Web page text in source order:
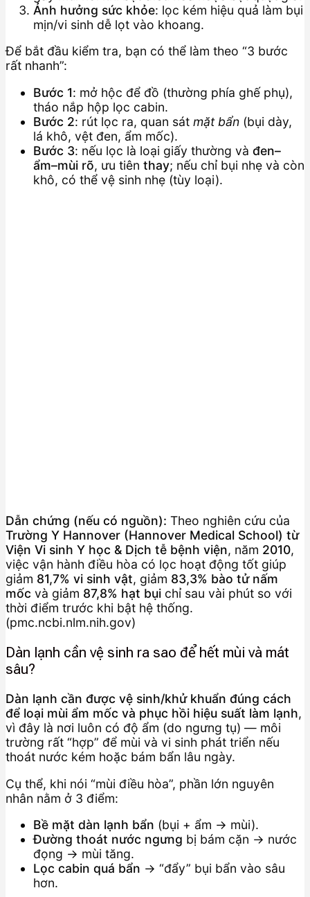
Ảnh hưởng sức khỏe: lọc kém hiệu quả làm bụi
mịn/vi sinh dễ lọt vào khoang.
Để bắt đầu kiểm tra, bạn có thể làm theo “3 bước
rất nhanh”:
Bước 1: mở hộc để đồ (thường phía ghế phụ),
tháo nắp hộp lọc cabin.
Bước 2: rút lọc ra, quan sát mặt bẩn (bụi dày,
lá khô, vệt đen, ẩm mốc).
Bước 3: nếu lọc là loại giấy thường và đen–
ẩm–mùi rõ, ưu tiên thay; nếu chỉ bụi nhẹ và còn
khô, có thể vệ sinh nhẹ (tùy loại).
Dẫn chứng (nếu có nguồn): Theo nghiên cứu của
Trường Y Hannover (Hannover Medical School) từ
Viện Vi sinh Y học & Dịch tễ bệnh viện, năm 2010,
việc vận hành điều hòa có lọc hoạt động tốt giúp
giảm 81,7% vi sinh vật, giảm 83,3% bào tử nấm
mốc và giảm 87,8% hạt bụi chỉ sau vài phút so với
thời điểm trước khi bật hệ thống.
(pmc.ncbi.nlm.nih.gov)
Dàn lạnh cần vệ sinh ra sao để hết mùi và mát
sâu?
Dàn lạnh cần được vệ sinh/khử khuẩn đúng cách
để loại mùi ẩm mốc và phục hồi hiệu suất làm lạnh,
vì đây là nơi luôn có độ ẩm (do ngưng tụ) — môi
trường rất “hợp” để mùi và vi sinh phát triển nếu
thoát nước kém hoặc bám bẩn lâu ngày.
Cụ thể, khi nói “mùi điều hòa”, phần lớn nguyên
nhân nằm ở 3 điểm:
Bề mặt dàn lạnh bẩn (bụi + ẩm → mùi).
Đường thoát nước ngưng bị bám cặn → nước
đọng → mùi tăng.
Lọc cabin quá bẩn → “đẩy” bụi bẩn vào sâu
hơn.